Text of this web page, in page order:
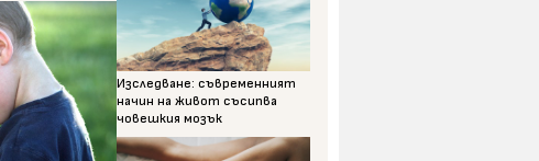
Изследване: съвременният
начин на живот съсипва
човешкия мозък